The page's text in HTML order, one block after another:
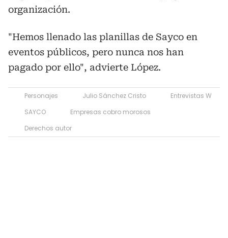
organización.
"Hemos llenado las planillas de Sayco en
eventos públicos, pero nunca nos han
pagado por ello", advierte López.
Personajes Julio Sánchez Cristo
Entrevistas W
SAYCO
Empresas cobro morosos
Derechos autor